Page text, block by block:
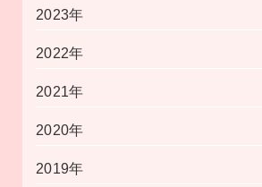
2023年
2022年
2021年
2020年
2019年